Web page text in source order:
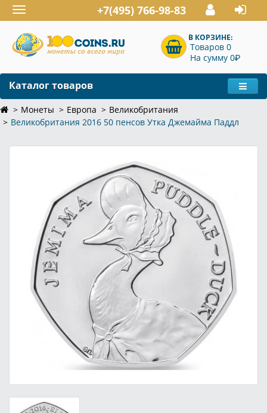
Toggle
navigation
+7(495) 766-98-83
В КОРЗИНЕ:
Товаров 0
На сумму 0P
Каталог товаров
Монеты Европа
Великобритания
Великобритания 2016 50 пенсов Утка Джемайма Паддл